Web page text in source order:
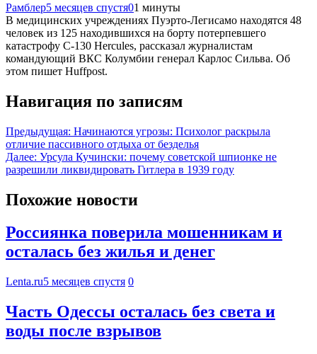
Рамблер5 месяцев спустя01 минуты
В медицинских учреждениях Пуэрто-Легисамо находятся 48
человек из 125 находившихся на борту потерпевшего
катастрофу C-130 Hercules, рассказал журналистам
командующий ВКС Колумбии генерал Карлос Сильва. Об
этом пишет Huffpost.
Навигация по записям
Предыдущая: Начинаются угрозы: Психолог раскрыла
отличие пассивного отдыха от безделья
Далее: Урсула Кучински: почему советской шпионке не
разрешили ликвидировать Гитлера в 1939 году
Похожие новости
Россиянка поверила мошенникам и
осталась без жилья и денег
Lenta.ru5 месяцев спустя 0
Часть Одессы осталась без света и
воды после взрывов